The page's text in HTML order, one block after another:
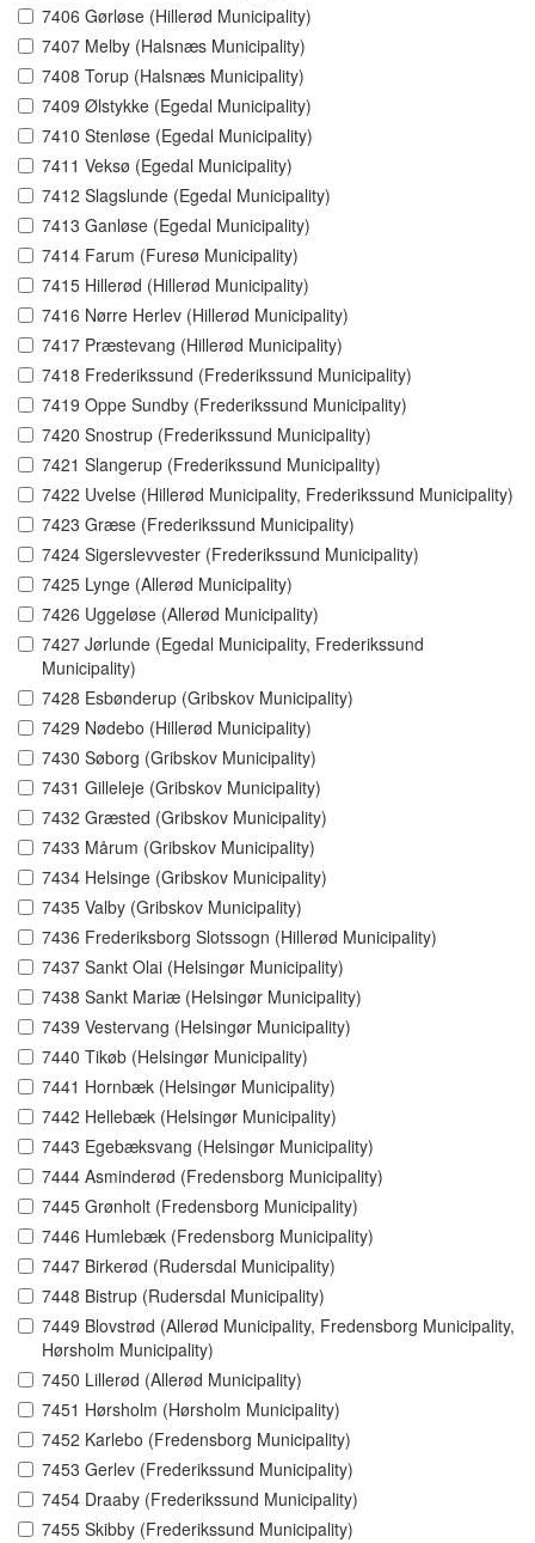
7406 Gørløse (Hillerød Municipality)
7407 Melby (Halsnæs Municipality)
7408 Torup (Halsnæs Municipality)
7409 Ølstykke (Egedal Municipality)
7410 Stenløse (Egedal Municipality)
7411 Veksø (Egedal Municipality)
7412 Slagslunde (Egedal Municipality)
7413 Ganløse (Egedal Municipality)
7414 Farum (Furesø Municipality)
7415 Hillerød (Hillerød Municipality)
7416 Nørre Herlev (Hillerød Municipality)
7417 Præstevang (Hillerød Municipality)
7418 Frederikssund (Frederikssund Municipality)
7419 Oppe Sundby (Frederikssund Municipality)
7420 Snostrup (Frederikssund Municipality)
7421 Slangerup (Frederikssund Municipality)
7422 Uvelse (Hillerød Municipality, Frederikssund Municipality)
7423 Græse (Frederikssund Municipality)
7424 Sigerslevvester (Frederikssund Municipality)
7425 Lynge (Allerød Municipality)
7426 Uggeløse (Allerød Municipality)
7427 Jørlunde (Egedal Municipality, Frederikssund
Municipality)
7428 Esbønderup (Gribskov Municipality)
7429 Nødebo (Hillerød Municipality)
7430 Søborg (Gribskov Municipality)
7431 Gilleleje (Gribskov Municipality)
7432 Græsted (Gribskov Municipality)
7433 Mårum (Gribskov Municipality)
7434 Helsinge (Gribskov Municipality)
7435 Valby (Gribskov Municipality)
7436 Frederiksborg Slotssogn (Hillerød Municipality)
7437 Sankt Olai (Helsingør Municipality)
7438 Sankt Mariæ (Helsingør Municipality)
7439 Vestervang (Helsingør Municipality)
7440 Tikøb (Helsingør Municipality)
7441 Hornbæk (Helsingør Municipality)
7442 Hellebæk (Helsingør Municipality)
7443 Egebæksvang (Helsingør Municipality)
7444 Asminderød (Fredensborg Municipality)
7445 Grønholt (Fredensborg Municipality)
7446 Humlebæk (Fredensborg Municipality)
7447 Birkerød (Rudersdal Municipality)
7448 Bistrup (Rudersdal Municipality)
7449 Blovstrød (Allerød Municipality, Fredensborg Municipality,
Hørsholm Municipality)
7450 Lillerød (Allerød Municipality)
7451 Hørsholm (Hørsholm Municipality)
7452 Karlebo (Fredensborg Municipality)
7453 Gerlev (Frederikssund Municipality)
7454 Draaby (Frederikssund Municipality)
7455 Skibby (Frederikssund Municipality)